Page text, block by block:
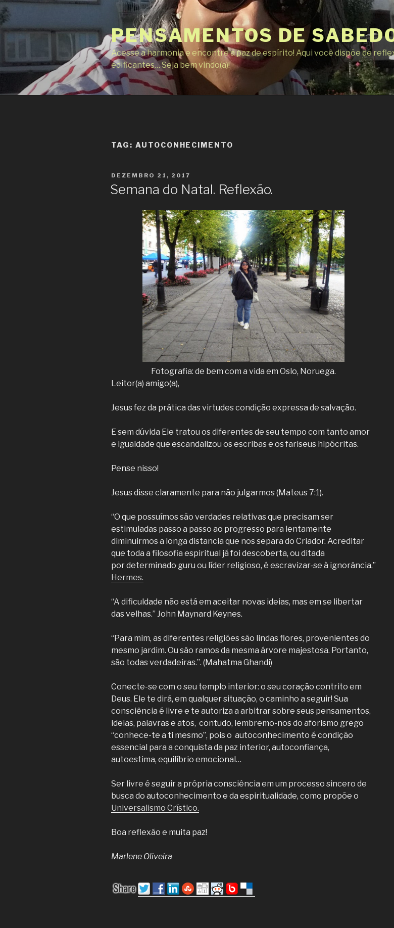
Pular
para
o
conteúdo
PENSAMENTOS DE
Acesse a harmonia e encontre a paz de espírito! Aqui você dispõe de
edificantes… Seja bem vindo(a)!
TAG: AUTOCONHECIMENTO
PUBLICADO
DEZEMBRO 21, 2017
Semana do Natal. Reflexão.
Fotografia: de bem com a vida em Oslo, Noruega.
Leitor(a) amigo(a),
Jesus fez da prática das virtudes condição expressa de salvação.
E sem dúvida Ele tratou os diferentes de seu tempo com tanto amor
e igualdade que escandalizou os escribas e os fariseus hipócritas.
Pense nisso!
Jesus disse claramente para não julgarmos (Mateus 7:1).
“O que possuímos são verdades relativas que precisam ser
estimuladas passo a passo ao progresso para lentamente
diminuirmos a longa distancia que nos separa do Criador. Acreditar
que toda a filosofia espiritual já foi descoberta, ou ditada
por determinado guru ou líder religioso, é escravizar-se à ignorância.”
Hermes.
“A dificuldade não está em aceitar novas ideias, mas em se libertar
das velhas.” John Maynard Keynes.
“Para mim, as diferentes religiões são lindas flores, provenientes do
mesmo jardim. Ou são ramos da mesma árvore majestosa. Portanto,
são todas verdadeiras.”. (Mahatma Ghandi)
Conecte-se com o seu templo interior: o seu coração contrito em
Deus. Ele te dirá, em qualquer situação, o caminho a seguir! Sua
consciência é livre e te autoriza a arbitrar sobre seus pensamentos,
ideias, palavras e atos, contudo, lembremo-nos do aforismo grego
“conhece-te a ti mesmo”, pois o autoconhecimento é condição
essencial para a conquista da paz interior, autoconfiança,
autoestima, equilíbrio emocional…
Ser livre é seguir a própria consciência em um processo sincero de
busca do autoconhecimento e da espiritualidade, como propõe o
Universalismo Crístico.
Boa reflexão e muita paz!
Marlene Oliveira